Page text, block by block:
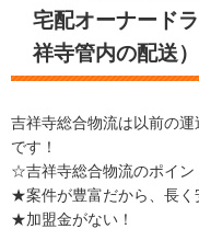
宅配オーナード
祥寺管内の配送）
吉祥寺総合物流は以前の
です！
☆吉祥寺総合物流のポイ
★案件が豊富だから、長く
★加盟金がない！